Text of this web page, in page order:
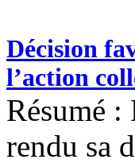
Décision
l’action
Résumé :
rendu sa